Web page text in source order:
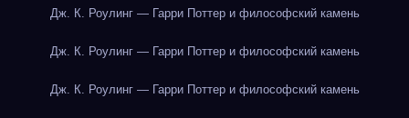
Дж. К. Роулинг — Гарри Поттер и философский камень
Дж. К. Роулинг — Гарри Поттер и философский камень
Дж. К. Роулинг — Гарри Поттер и философский камень